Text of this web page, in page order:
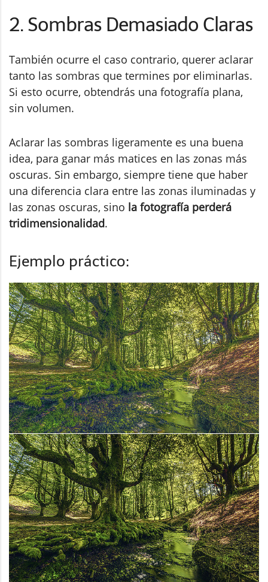
2. Sombras Demasiado Claras
También ocurre el caso contrario, querer aclarar
tanto las sombras que termines por eliminarlas.
Si esto ocurre, obtendrás una fotografía plana,
sin volumen.
Aclarar las sombras ligeramente es una buena
idea, para ganar más matices en las zonas más
oscuras. Sin embargo, siempre tiene que haber
una diferencia clara entre las zonas iluminadas y
las zonas oscuras, sino la fotografía perderá
tridimensionalidad.
Ejemplo práctico: